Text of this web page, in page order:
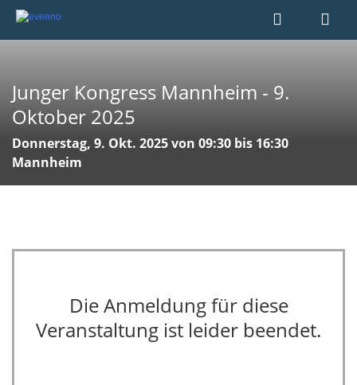
Junger Kongress Mannheim - 9.
Oktober 2025
Donnerstag, 9. Okt. 2025 von 09:30 bis 16:30
Mannheim
Die Anmeldung für diese
Veranstaltung ist leider beendet.